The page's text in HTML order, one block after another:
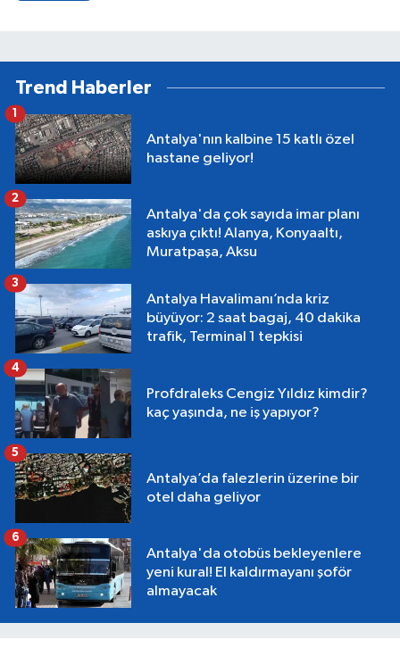
Trend Haberler
Antalya'nın kalbine 15 katlı özel
hastane geliyor!
1
Antalya'da çok sayıda imar planı
askıya çıktı! Alanya, Konyaaltı,
Muratpaşa, Aksu
2
Antalya Havalimanı’nda kriz
büyüyor: 2 saat bagaj, 40 dakika
trafik, Terminal 1 tepkisi
3
Profdraleks Cengiz Yıldız kimdir?
kaç yaşında, ne iş yapıyor?
4
Antalya’da falezlerin üzerine bir
otel daha geliyor
5
Antalya'da otobüs bekleyenlere
yeni kural! El kaldırmayanı şoför
almayacak
6